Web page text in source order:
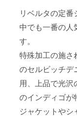
リベルタの定番
中でも一番の人
す。
特殊加工の施さ
のセルビッチデ
用、上品で光沢
のインディゴが
ジャケットやシ